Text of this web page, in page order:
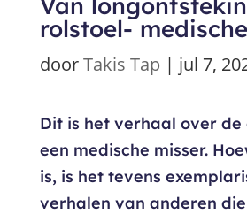
rolstoel-
doorTakis Tap | jul 7,
Dit is het verhaal over
een medische misser.
is, is het tevens
verhalen van anderen